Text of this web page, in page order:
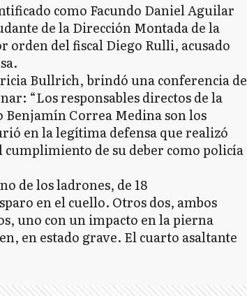
como Facundo Daniel Aguilar
de la Dirección Montada de la
orden del fiscal Diego Rulli, acusado
Bullrich, brindó una conferencia de
“Los responsables directos de la
Benjamín Correa Medina son los
en la legítima defensa que realizó
de su deber como policía
de los ladrones, de 18
en el cuello. Otros dos, ambos
uno con un impacto en la pierna
en estado grave. El cuarto asaltante